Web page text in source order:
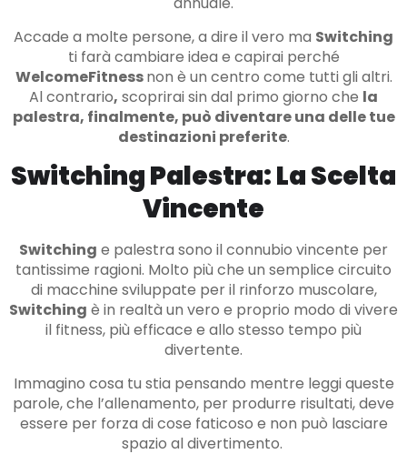
Accade a molte persone, a dire il vero ma Switching
ti farà cambiare idea e capirai perché
WelcomeFitnessnon è un centro come tutti gli altri.
Al contrario, scoprirai sin dal primo giorno che la
palestra, finalmente, può diventare una delle tue
destinazioni preferite.
Switching Palestra: La Scelta
Vincente
Switching e palestra sono il connubio vincente per
tantissime ragioni. Molto più che un semplice circuito
di macchine sviluppate per il rinforzo muscolare,
Switching è in realtà un vero e proprio modo di vivere
il fitness, più efficace e allo stesso tempo più
divertente.
Immagino cosa tu stia pensando mentre leggi queste
parole, che l’allenamento, per produrre risultati, deve
essere per forza di cose faticoso e non può lasciare
spazio al divertimento.